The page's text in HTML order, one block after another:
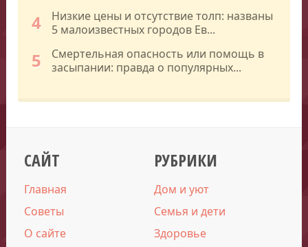
4
Низкие цены и отсутствие толп: названы
5 малоизвестных городов Ев...
5
Смертельная опасность или помощь в
засыпании: правда о популярных...
САЙТ
Главная
Советы
О сайте
РУБРИКИ
Дом и уют
Семья и дети
Здоровье